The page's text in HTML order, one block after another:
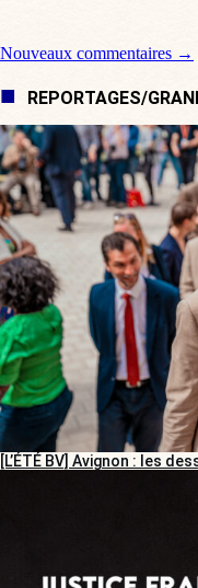
Navigation de
Nouveaux commentaires →
REPORTAGES/
[L’ÉTÉ BV] Avignon : les